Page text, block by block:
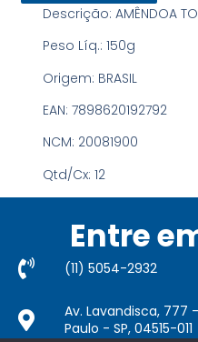
Descrição: AMÊNDOA
Peso Líq.: 150g
Origem: BRASIL
EAN: 7898620192792
NCM: 20081900
Qtd/Cx: 12
Entre
(11) 5054-2932​
Av. Lavandisca, 777
Paulo - SP, 04515-011